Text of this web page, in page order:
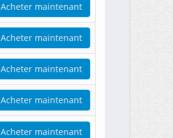
Acheter maintenant
Acheter maintenant
Acheter maintenant
Acheter maintenant
Acheter maintenant